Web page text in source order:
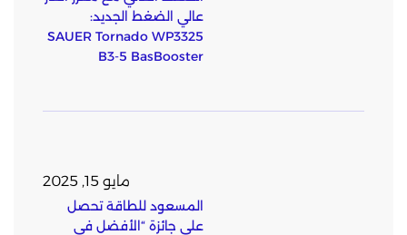
عالي الضغط الجديد:
SAUER Tornado WP3325
B3-5 BasBooster
مايو 15, 2025
المسعود للطاقة تحصل
على جائزة “الأفضل في